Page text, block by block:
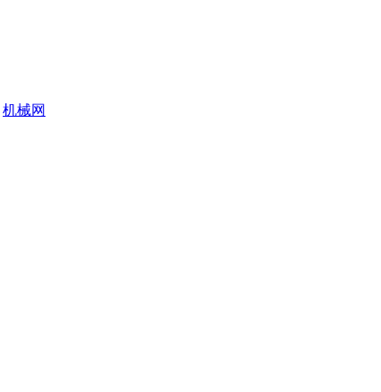
机械网